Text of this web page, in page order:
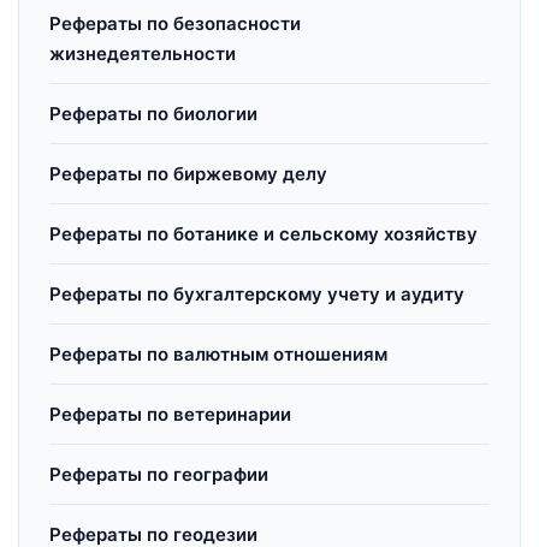
Рефераты по безопасности
жизнедеятельности
Рефераты по биологии
Рефераты по биржевому делу
Рефераты по ботанике и сельскому хозяйству
Рефераты по бухгалтерскому учету и аудиту
Рефераты по валютным отношениям
Рефераты по ветеринарии
Рефераты по географии
Рефераты по геодезии